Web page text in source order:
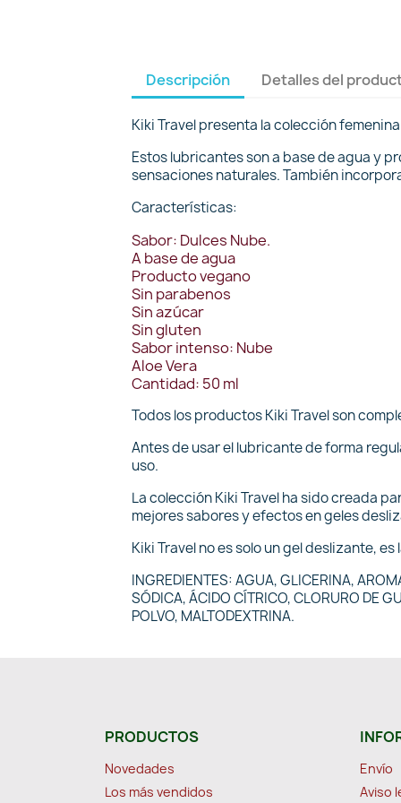
Descripción Detalles del
Kiki Travel presenta la colección
Estos lubricantes son a base de agua y
sensaciones naturales. También
Características:
Sabor: Dulces Nube.
A base de agua
Producto vegano
Sin parabenos
Sin azúcar
Sin gluten
Sabor intenso: Nube
Aloe Vera
Cantidad: 50 ml
Todos los productos Kiki Travel son
Antes de usar el lubricante de forma
uso.
La colección Kiki Travel ha sido creada
mejores sabores y efectos en geles
Kiki Travel no es solo un gel deslizante,
INGREDIENTES: AGUA, GLICERINA,
SÓDICA, ÁCIDO CÍTRICO, CLORURO DE
POLVO, MALTODEXTRINA.
PRODUCTOS
Novedades
Los más vendidos
Envío
Aviso